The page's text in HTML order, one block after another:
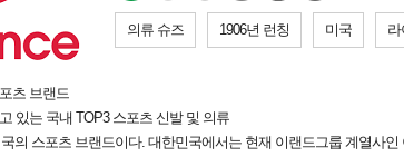
의류 슈즈 1906년 런칭 미국
츠 브랜드
있는 국내 TOP3 스포츠 신발 및 의류
국의 스포츠 브랜드이다. 대한민국에서는 현재 이랜드그룹 계열사